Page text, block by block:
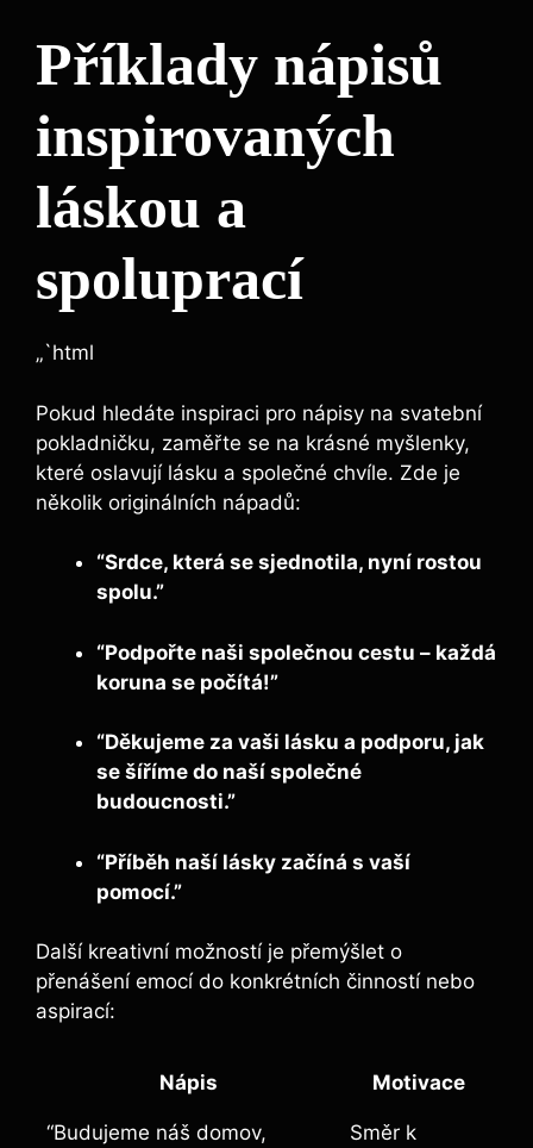
Příklady nápisů
inspirovaných
láskou a
spoluprací
„`html
Pokud hledáte inspiraci pro nápisy na svatební
pokladničku, zaměřte se na krásné myšlenky,
které oslavují lásku a společné chvíle. Zde je
několik originálních nápadů:
“Srdce, která se sjednotila, nyní rostou
spolu.”
“Podpořte naši společnou cestu – každá
koruna se počítá!”
“Děkujeme za vaši lásku a podporu, jak
se šíříme do naší společné
budoucnosti.”
“Příběh naší lásky začíná s vaší
pomocí.”
Další kreativní možností je přemýšlet o
přenášení emocí do konkrétních činností nebo
aspirací:
Nápis Motivace
“Budujeme náš domov,
Směr k